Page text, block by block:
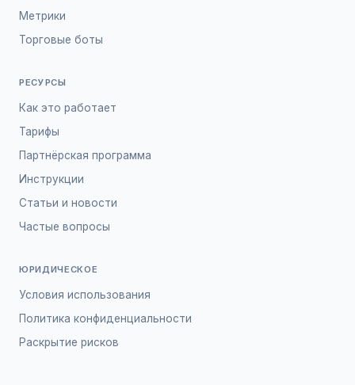
Метрики
Торговые боты
РЕСУРСЫ
Как это работает
Тарифы
Партнёрская программа
Инструкции
Статьи и новости
Частые вопросы
ЮРИДИЧЕСКОЕ
Условия использования
Политика конфиденциальности
Раскрытие рисков